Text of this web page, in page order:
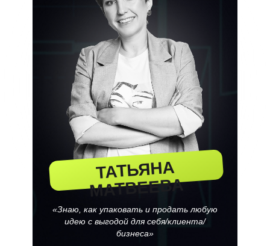
ТАТЬЯНА
МАТВЕЕВА
«Знаю, как упаковать и продать любую
идею с выгодой для себя/клиента/
бизнеса»